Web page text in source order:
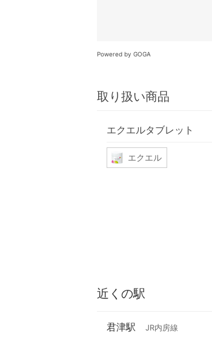
Powered by GOGA
取り扱い商品
エクエルタブレット
エクエル
近くの駅
君津駅 JR内房線